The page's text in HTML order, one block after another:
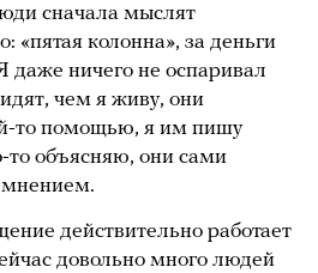
сначала мыслят
колонна», за деньги
даже ничего не оспаривал
чем я живу, они
то помощью, я им пишу
то объясняю, они сами
действительно работает
довольно много людей